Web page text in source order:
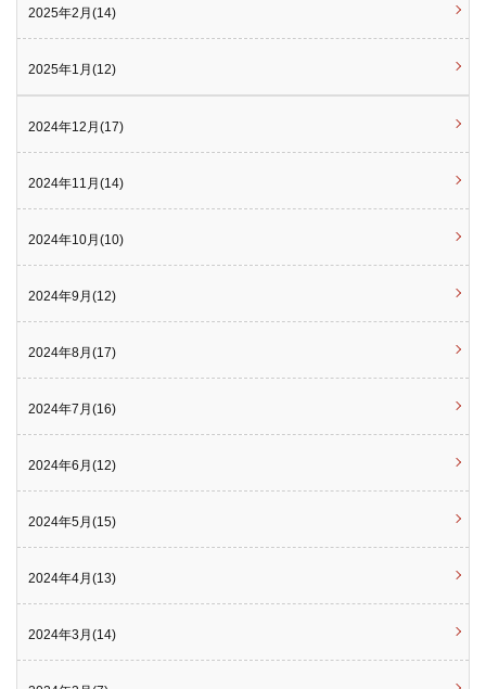
2025年2月(14)
2025年1月(12)
2024年12月(17)
2024年11月(14)
2024年10月(10)
2024年9月(12)
2024年8月(17)
2024年7月(16)
2024年6月(12)
2024年5月(15)
2024年4月(13)
2024年3月(14)